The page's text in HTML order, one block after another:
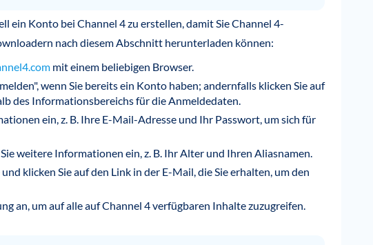
ein Konto bei Channel 4 zu erstellen, damit Sie Channel 4-
nach diesem Abschnitt herunterladen können:
mit einem beliebigen Browser.
wenn Sie bereits ein Konto haben; andernfalls klicken Sie auf
des Informationsbereichs für die Anmeldedaten.
ein, z. B. Ihre E-Mail-Adresse und Ihr Passwort, um sich für
weitere Informationen ein, z. B. Ihr Alter und Ihren Aliasnamen.
klicken Sie auf den Link in der E-Mail, die Sie erhalten, um den
an, um auf alle auf Channel 4 verfügbaren Inhalte zuzugreifen.